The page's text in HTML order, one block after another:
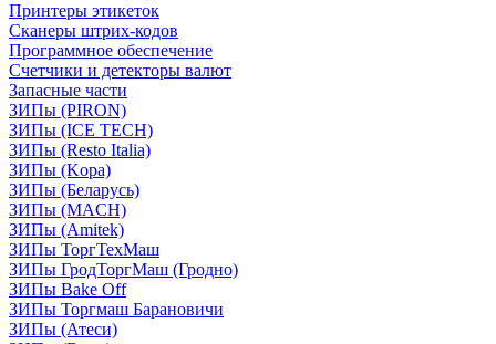
Принтеры этикеток
Сканеры штрих-кодов
Программное обеспечение
Счетчики и детекторы валют
Запасные части
ЗИПы (PIRON)
ЗИПы (ICE TECH)
ЗИПы (Resto Italia)
ЗИПы (Kopa)
ЗИПы (Беларусь)
ЗИПы (MACH)
ЗИПы (Amitek)
ЗИПы ТоргТехМаш
ЗИПы ГродТоргМаш (Гродно)
ЗИПы Bake Off
ЗИПы Торгмаш Барановичи
ЗИПы (Атеси)